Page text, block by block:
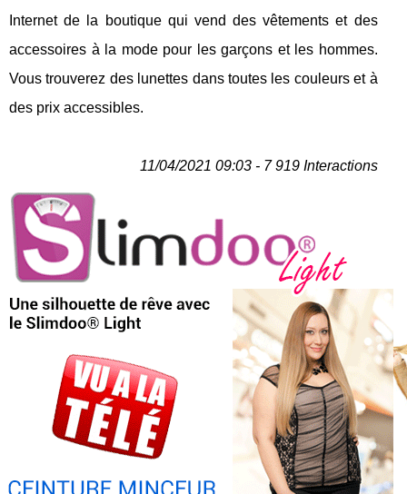
Internet de la boutique qui vend des vêtements et des
accessoires à la mode pour les garçons et les hommes.
Vous trouverez des lunettes dans toutes les couleurs et à
des prix accessibles.
11/04/2021 09:03 - 7 919 Interactions